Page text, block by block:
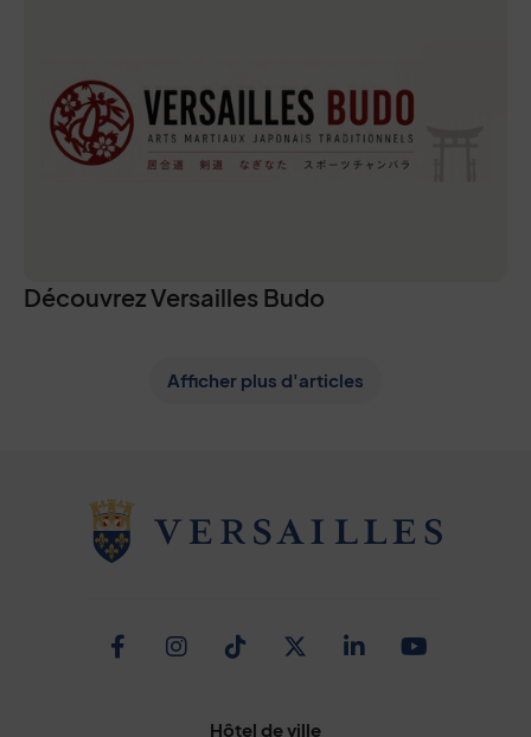
Découvrez Versailles Budo
Afficher plus d'articles
Facebook
Instagram
TikTokTwitter
Linkedin
Hôtel de ville